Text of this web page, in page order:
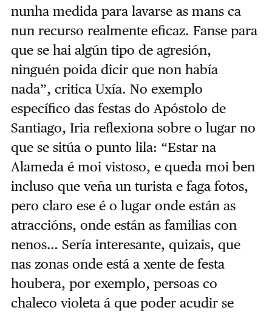
nunha medida para lavarse as mans ca
nun recurso realmente eficaz. Fanse para
que se hai algún tipo de agresión,
ninguén poida dicir que non había
nada”, critica Uxía. No exemplo
específico das festas do Apóstolo de
Santiago, Iria reflexiona sobre o lugar no
que se sitúa o punto lila: “Estar na
Alameda é moi vistoso, e queda moi ben
incluso que veña un turista e faga fotos,
pero claro ese é o lugar onde están as
atraccións, onde están as familias con
nenos… Sería interesante, quizais, que
nas zonas onde está a xente de festa
houbera, por exemplo, persoas co
chaleco violeta á que poder acudir se